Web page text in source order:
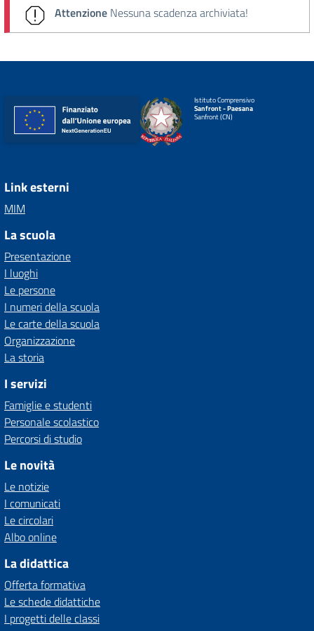
Attenzione Nessuna scadenza archiviata!
Istituto Comprensivo
Sanfront - Paesana
Sanfront (CN)
Link esterni
MIM
La scuola
Presentazione
I luoghi
Le persone
I numeri della scuola
Le carte della scuola
Organizzazione
La storia
I servizi
Famiglie e studenti
Personale scolastico
Percorsi di studio
Le novità
Le notizie
I comunicati
Le circolari
Albo online
La didattica
Offerta formativa
Le schede didattiche
I progetti delle classi